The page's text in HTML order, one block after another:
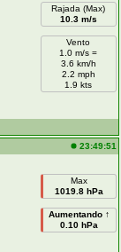
Rajada (Max)
10.3 m/s
Vento
1.0 m/s =
3.6 km/h
2.2 mph
1.9 kts
23:49:51
Max
1019.8 hPa
Aumentando ↑
0.10 hPa